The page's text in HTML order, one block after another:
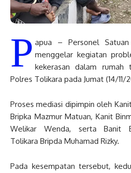
P apua – Personel
menggelar kegiatan
kekerasan dalam rumah
Polres Tolikara pada Jumat (14/11/
Proses mediasi dipimpin oleh
Bripka Mazmur Matuan, Kanit
Welikar Wenda, serta Banit
Tolikara Bripda Muhamad Rizky.
Pada kesempatan tersebut,